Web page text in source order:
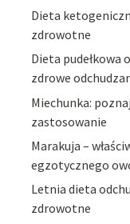
Dieta
zdrowotne
Dieta pudełkowa
zdrowe
Miechunka:
zastosowanie
Marakuja –
egzotycznego
Letnia dieta
zdrowotne